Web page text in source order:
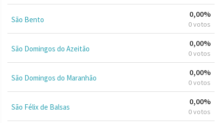
São Bento
0,00%
0 votos
São Domingos do Azeitão
0,00%
0 votos
São Domingos do Maranhão
0,00%
0 votos
São Félix de Balsas
0,00%
0 votos